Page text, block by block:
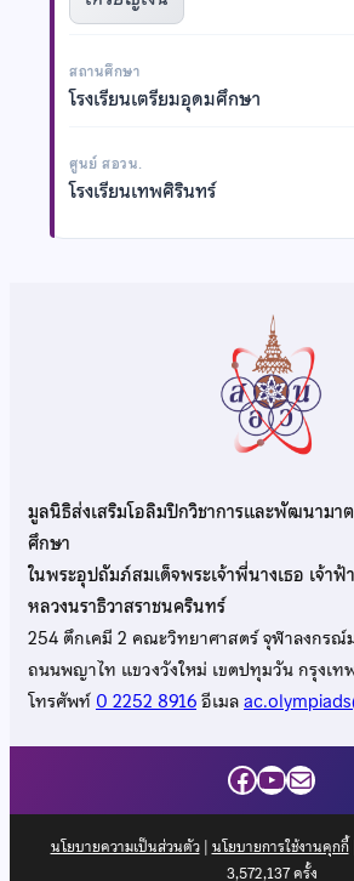
สถานศึกษา
โรงเรียนเตรียมอุดมศึกษา
ศูนย์ สอวน.
โรงเรียนเทพศิรินทร์
มูลนิธิส่งเสริมโอลิมปิกวิชาการและพัฒนามา
ศึกษา
ในพระอุปถัมภ์สมเด็จพระเจ้าพี่นางเธอ เจ้า
หลวงนราธิวาสราชนครินทร์
254 ตึกเคมี 2 คณะวิทยาศาสตร์ จุฬาลงกรณ์
ถนนพญาไท แขวงวังใหม่ เขตปทุมวัน กรุงเ
โทรศัพท์0 2252 8916อีเมล
Facebook
YouTube
Mail
นโยบายความเป็นส่วนตัว| นโยบายการใช้งานคุกกี้
3,572,137ครั้ง